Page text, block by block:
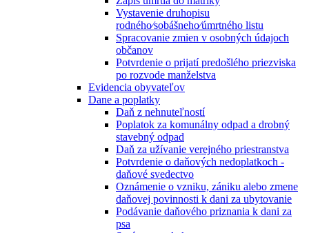
Vystavenie druhopisu
rodného⁄sobášneho⁄úmrtného listu
Spracovanie zmien v osobných údajoch
občanov
Potvrdenie o prijatí predošlého priezviska
po rozvode manželstva
Evidencia obyvateľov
Dane a poplatky
Daň z nehnuteľností
Poplatok za komunálny odpad a drobný
stavebný odpad
Daň za užívanie verejného priestranstva
Potvrdenie o daňových nedoplatkoch -
daňové svedectvo
Oznámenie o vzniku, zániku alebo zmene
daňovej povinnosti k dani za ubytovanie
Podávanie daňového priznania k dani za
psa